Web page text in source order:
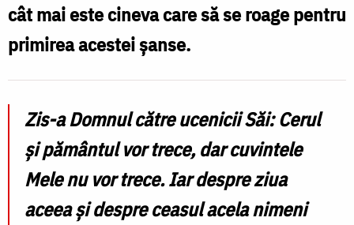
cât mai este cineva care să se roage pentru
primirea acestei șanse.
Zis-a Domnul către ucenicii Săi: Cerul
și pământul vor trece, dar cuvintele
Mele nu vor trece. Iar despre ziua
aceea și despre ceasul acela nimeni